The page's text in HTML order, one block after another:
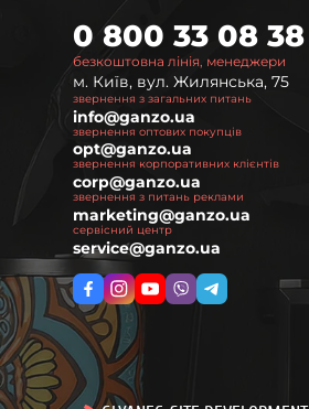
безкоштовна лінія, менеджери
0 800 33 08 38
м. Київ, вул. Жилянська, 75
звернення з загальних питань
info@ganzo.ua
звернення оптових покупців
opt@ganzo.ua
звернення корпоративних клієнтів
corp@ganzo.ua
звернення з питань реклами
marketing@ganzo.ua
сервісний центр
service@ganzo.ua